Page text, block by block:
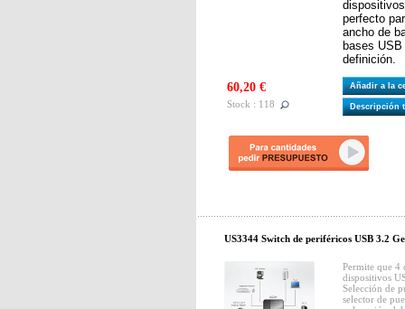
perfecto
ancho de
bases
definición.
60,20 €
Stock : 118
Añadir a la
Descripción
US3344 Switch de periféricos USB 3.2
Permite que 4
dispositivos
Selección de
selector de